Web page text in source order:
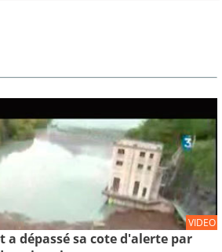
VIDEO
a dépassé sa cote d'alerte par